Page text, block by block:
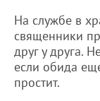
На службе в
священники
друг у друга.
если обида
простит.